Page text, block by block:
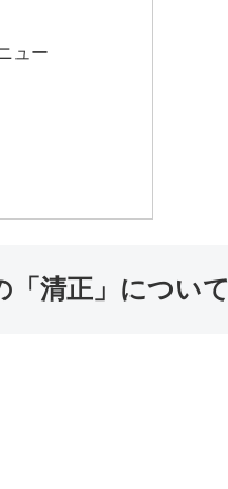
ュー
「清正」について